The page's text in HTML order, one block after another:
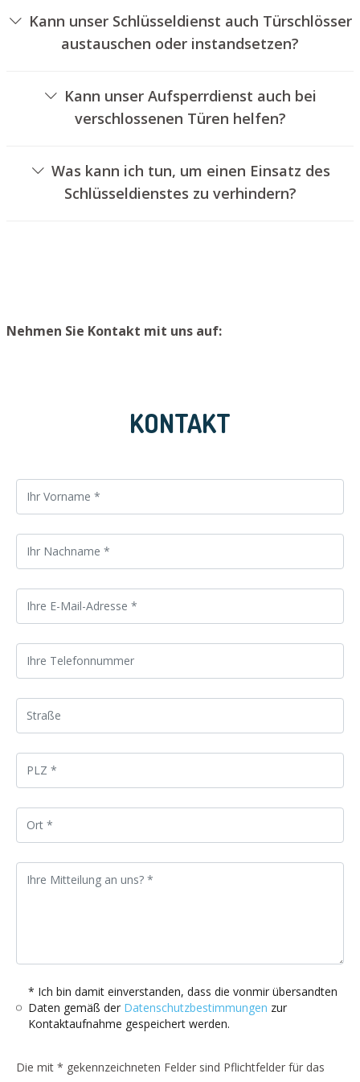
Kann unser Schlüsseldienst auch Türschlösser
austauschen oder instandsetzen?
Schlössern an.Kann unser Aufsperrdienst auch bei
verschlossenen Türen helfen?
entriegeln. Dies kann jedoch in der Regel nicht
geschehen, ohne das Türschloss aufzubohren. Wir
setzen Ihnen jedoch einen neuen Türzylinder ein, sodass
Was kann ich tun, um einen Einsatz des
Schlüsseldienstes zu verhindern?
Nehmen Sie Kontakt mit uns auf:
KONTAKT
* Ich bin damit einverstanden, dass die vonmir übersandten
Daten gemäß der Datenschutzbestimmungen zur
Kontaktaufnahme gespeichert werden.
Die mit * gekennzeichneten Felder sind Pflichtfelder für das